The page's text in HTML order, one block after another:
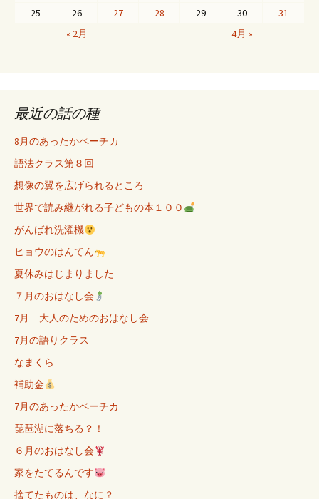
« 2月 4月 »
25
26 27 28 29 30 31
最近の話の種
8月のあったかペーチカ
語法クラス第８回
想像の翼を広げられるところ
世界で読み継がれる子どもの本１００
がんばれ洗濯機
ヒョウのはんてん
夏休みはじまりました
７月のおはなし会
7月 大人のためのおはなし会
7月の語りクラス
なまくら
補助金
7月のあったかペーチカ
琵琶湖に落ちる？！
６月のおはなし会
家をたてるんです
捨てたものは、なに？